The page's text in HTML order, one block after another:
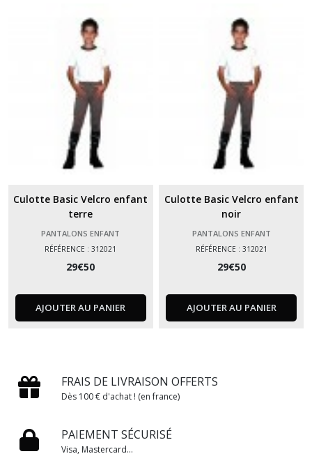
Culotte Basic Velcro enfant
terre
PANTALONS ENFANT
RÉFÉRENCE : 312021
29€50
AJOUTER AU PANIER
Culotte Basic Velcro enfant
noir
PANTALONS ENFANT
RÉFÉRENCE : 312021
29€50
AJOUTER AU PANIER
FRAIS DE LIVRAISON OFFERTS
Dès 100 € d'achat ! (en france)
PAIEMENT SÉCURISÉ
Visa, Mastercard...